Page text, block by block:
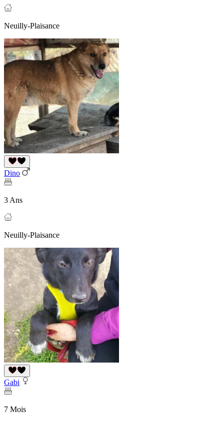
Neuilly-Plaisance
Dino
3 Ans
Neuilly-Plaisance
Gabi
7 Mois